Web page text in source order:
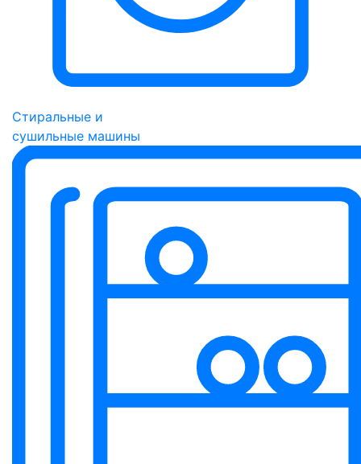
Стиральные и
сушильные машины